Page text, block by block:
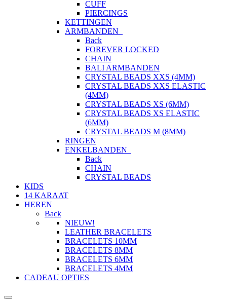
CUFF
PIERCINGS
KETTINGEN
ARMBANDEN
Back
FOREVER LOCKED
CHAIN
BALI ARMBANDEN
CRYSTAL BEADS XXS (4MM)
CRYSTAL BEADS XXS ELASTIC
(4MM)
CRYSTAL BEADS XS (6MM)
CRYSTAL BEADS XS ELASTIC
(6MM)
CRYSTAL BEADS M (8MM)
RINGEN
ENKELBANDEN
Back
CHAIN
CRYSTAL BEADS
KIDS
14 KARAAT
HEREN
Back
NIEUW!
LEATHER BRACELETS
BRACELETS 10MM
BRACELETS 8MM
BRACELETS 6MM
BRACELETS 4MM
CADEAU OPTIES